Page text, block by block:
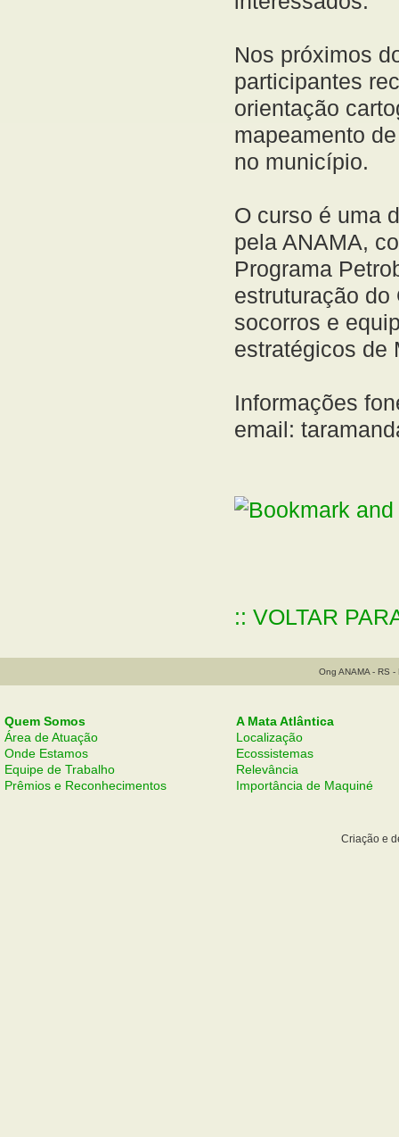
Nos próximos
participantes
orientação
mapeamento
no município.
O curso é uma
pela ANAMA,
Programa
estruturação do
socorros e
estratégicos de
Informações
email:
:: VOLTAR
Ong ANAMA - RS
Quem Somos
Área de Atuação
Onde Estamos
Equipe de Trabalho
Prêmios e Reconhecimentos
A Mata Atlântica
Localização
Ecossistemas
Relevância
Importância de Maquiné
Criação e